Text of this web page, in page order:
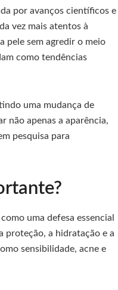
por avanços científicos e
vez mais atentos à
pele sem agredir o meio
como tendências
uma mudança de
não apenas a aparência,
pesquisa para
uma defesa essencial
proteção, a hidratação e a
sensibilidade, acne e